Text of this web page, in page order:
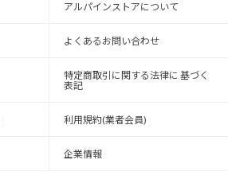
アルパインストアについて
よくあるお問い合わせ
特定商取引に関する法律に 基づく
表記
利用規約(業者会員)
企業情報